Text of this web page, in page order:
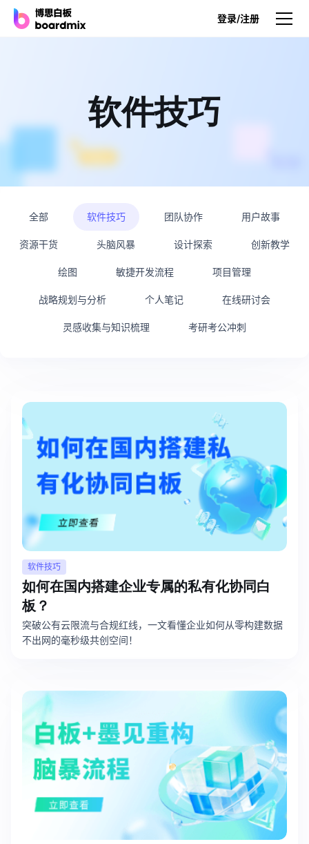
登录/注册
博思白板
无限画布，AI加持，实时协作
在您的网站或应用集成白板
博思AI
博思白板离线版
本地笔记存储，隐私白板空间
一体化产品设计工具
向团队介绍
客户端、插件
解决方案
团队协作提效
素材整理
在线白板
敏捷实践
思维和灵感整理
客户旅程图
ER图
软件技巧
全部 软件技巧 团队协作 用户故事
资源干货 头脑风暴 设计探索 创新教学
绘图 敏捷开发流程 项目管理
战略规划与分析 个人笔记 在线研讨会
灵感收集与知识梳理 考研考公冲刺
软件技巧
如何在国内搭建企业专属的私有化协同白
板？
突破公有云限流与合规红线，一文看懂企业如何从零构建数据
不出网的毫秒级共创空间！